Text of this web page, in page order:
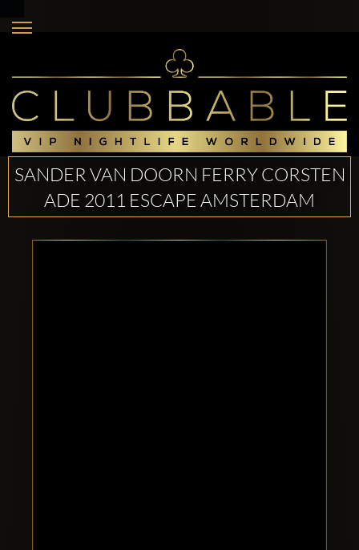
SANDER VAN DOORN FERRY CORSTEN
ADE 2011 ESCAPE AMSTERDAM